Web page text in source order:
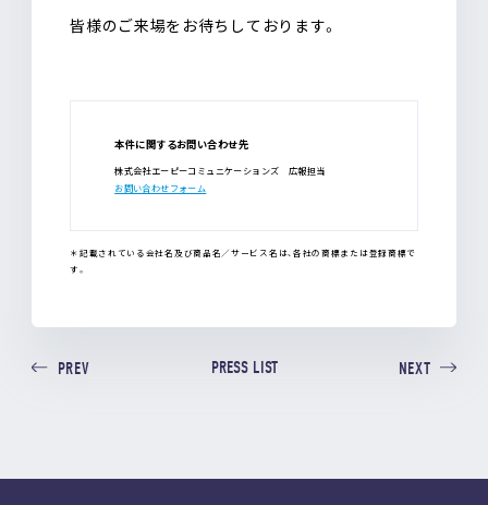
皆様のご来場をお待ちしております。
本件に関するお問い合わせ先
株式会社エーピーコミュニケーションズ 広報担当
お問い合わせフォーム
＊記載されている会社名及び商品名／サービス名は、各社の商標または登録商標で
す。
PREV PRESS LIST NEXT